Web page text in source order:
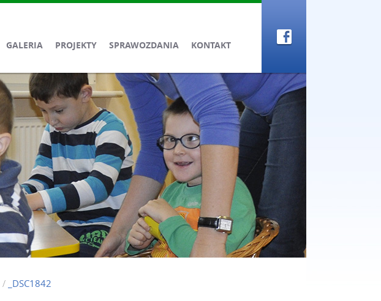
GALERIA PROJEKTY SPRAWOZDANIA KONTAKT
/ _DSC1842